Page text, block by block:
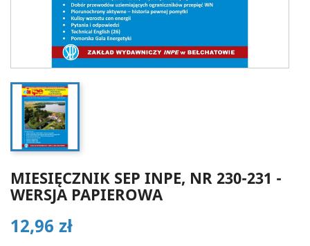
MIESIĘCZNIK SEP INPE, NR 230-231 -
WERSJA PAPIEROWA
12,96 zł